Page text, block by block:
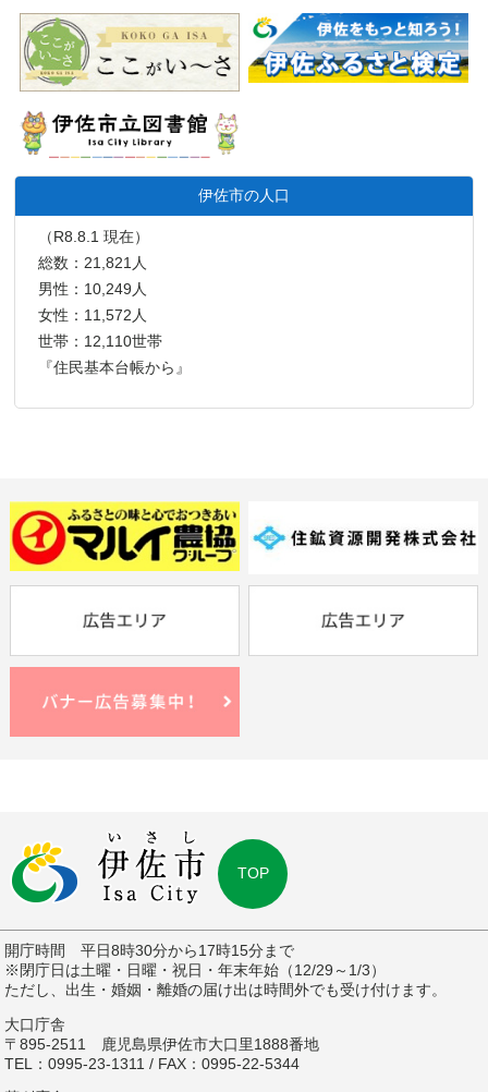
伊佐市の人口
（R8.8.1 現在）
総数：21,821人
男性：10,249人
女性：11,572人
世帯：12,110世帯
『住民基本台帳から』
TOP
開庁時間 平日8時30分から17時15分まで
※閉庁日は土曜・日曜・祝日・年末年始（12/29～1/3）
ただし、出生・婚姻・離婚の届け出は時間外でも受け付けます。
大口庁舎
〒895-2511 鹿児島県伊佐市大口里1888番地
TEL：0995-23-1311 / FAX：0995-22-5344